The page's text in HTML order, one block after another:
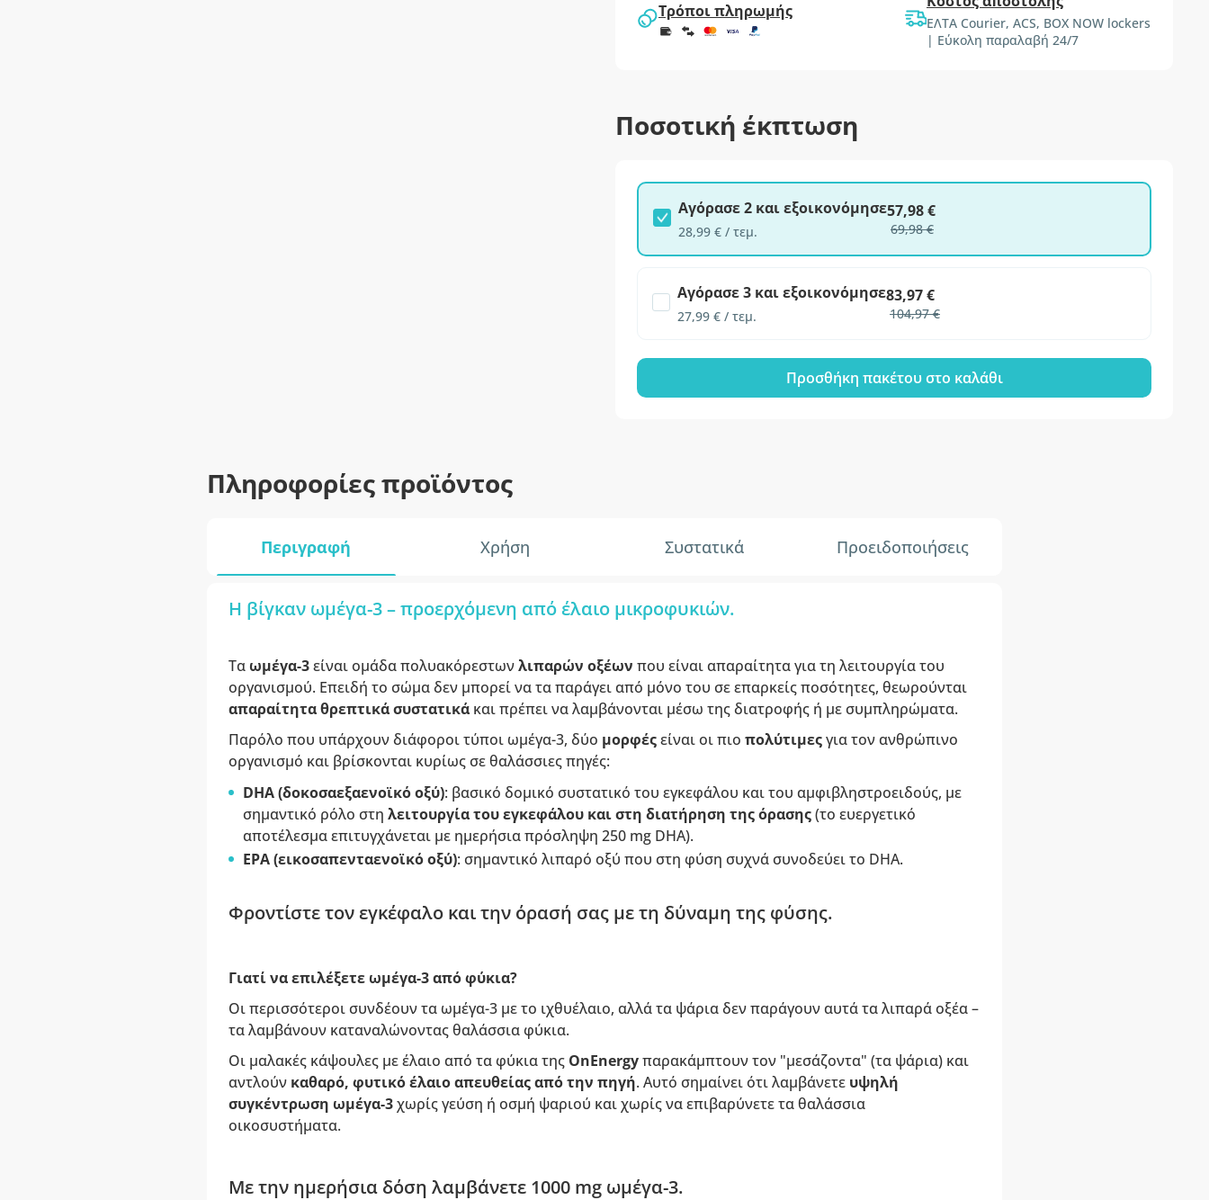
Τρόποι πληρωμής
ΕΛΤΑ Courier, ACS, BOX NOW lockers
| Εύκολη παραλαβή 24/7
Ποσοτική έκπτωση
Αγόρασε 2 και εξοικονόμησε
28,99 € / τεμ.
57,98 €
69,98 €
Αγόρασε 3 και εξοικονόμησε
27,99 € / τεμ.
83,97 €
104,97 €
Προσθήκη πακέτου στο καλάθι
Πληροφορίες προϊόντος
Περιγραφή Χρήση Συστατικά Προειδοποιήσεις
Η βίγκαν ωμέγα-3 – προερχόμενη από έλαιο μικροφυκιών.
Ταωμέγα-3είναι ομάδα πολυακόρεστωνλιπαρών οξέων που είναι απαραίτητα για τη λειτουργία του
οργανισμού. Επειδή το σώμα δεν μπορεί να τα παράγει από μόνο του σε επαρκείς ποσότητες, θεωρούνται
απαραίτητα θρεπτικά συστατικάκαι πρέπει να λαμβάνονται μέσω της διατροφής ή με συμπληρώματα.
Παρόλο που υπάρχουν διάφοροι τύποι ωμέγα-3, δύο μορφέςείναι οι πιο πολύτιμεςγια τον ανθρώπινο
οργανισμό και βρίσκονται κυρίως σε θαλάσσιες πηγές:
DHA (δοκοσαεξαενοϊκό οξύ): βασικό δομικό συστατικό του εγκεφάλου και του αμφιβληστροειδούς, με
σημαντικό ρόλο στη λειτουργία του εγκεφάλου και στη διατήρηση της όρασης(το ευεργετικό
αποτέλεσμα επιτυγχάνεται με ημερήσια πρόσληψη 250 mg DHA).
EPA (εικοσαπενταενοϊκό οξύ): σημαντικό λιπαρό οξύ που στη φύση συχνά συνοδεύει το DHA.
Φροντίστε τον εγκέφαλο και την όρασή σας με τη δύναμη της φύσης.
Γιατί να επιλέξετε ωμέγα-3 από φύκια?
Οι περισσότεροι συνδέουν τα ωμέγα-3 με το ιχθυέλαιο, αλλά τα ψάρια δεν παράγουν αυτά τα λιπαρά οξέα –
τα λαμβάνουν καταναλώνοντας θαλάσσια φύκια.
Οι μαλακές κάψουλες με έλαιο από τα φύκια της OnEnergyπαρακάμπτουν τον "μεσάζοντα" (τα ψάρια) και
αντλούν καθαρό, φυτικό έλαιο απευθείας από την πηγή. Αυτό σημαίνει ότι λαμβάνετε υψηλή
συγκέντρωση ωμέγα-3χωρίς γεύση ή οσμή ψαριού και χωρίς να επιβαρύνετε τα θαλάσσια
οικοσυστήματα.
Με την ημερήσια δόση λαμβάνετε 1000 mg ωμέγα-3.